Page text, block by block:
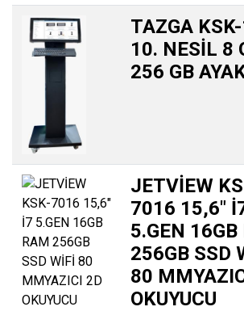
TAZGA
10. NESİL 8
256 GB
JETVİEW
7016 15,6″
5.GEN 16GB
256GB SSD
80
OKUYUCU